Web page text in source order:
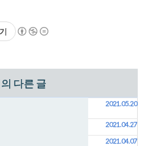
다른 글
2021.05.20
2021.04.27
2021.04.07